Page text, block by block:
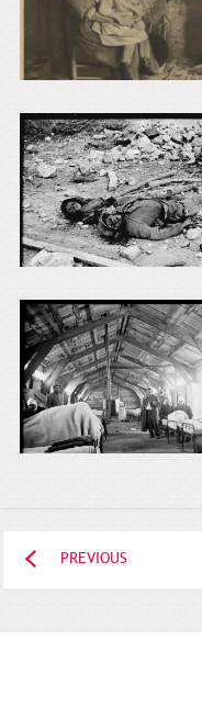
PREVIOUS